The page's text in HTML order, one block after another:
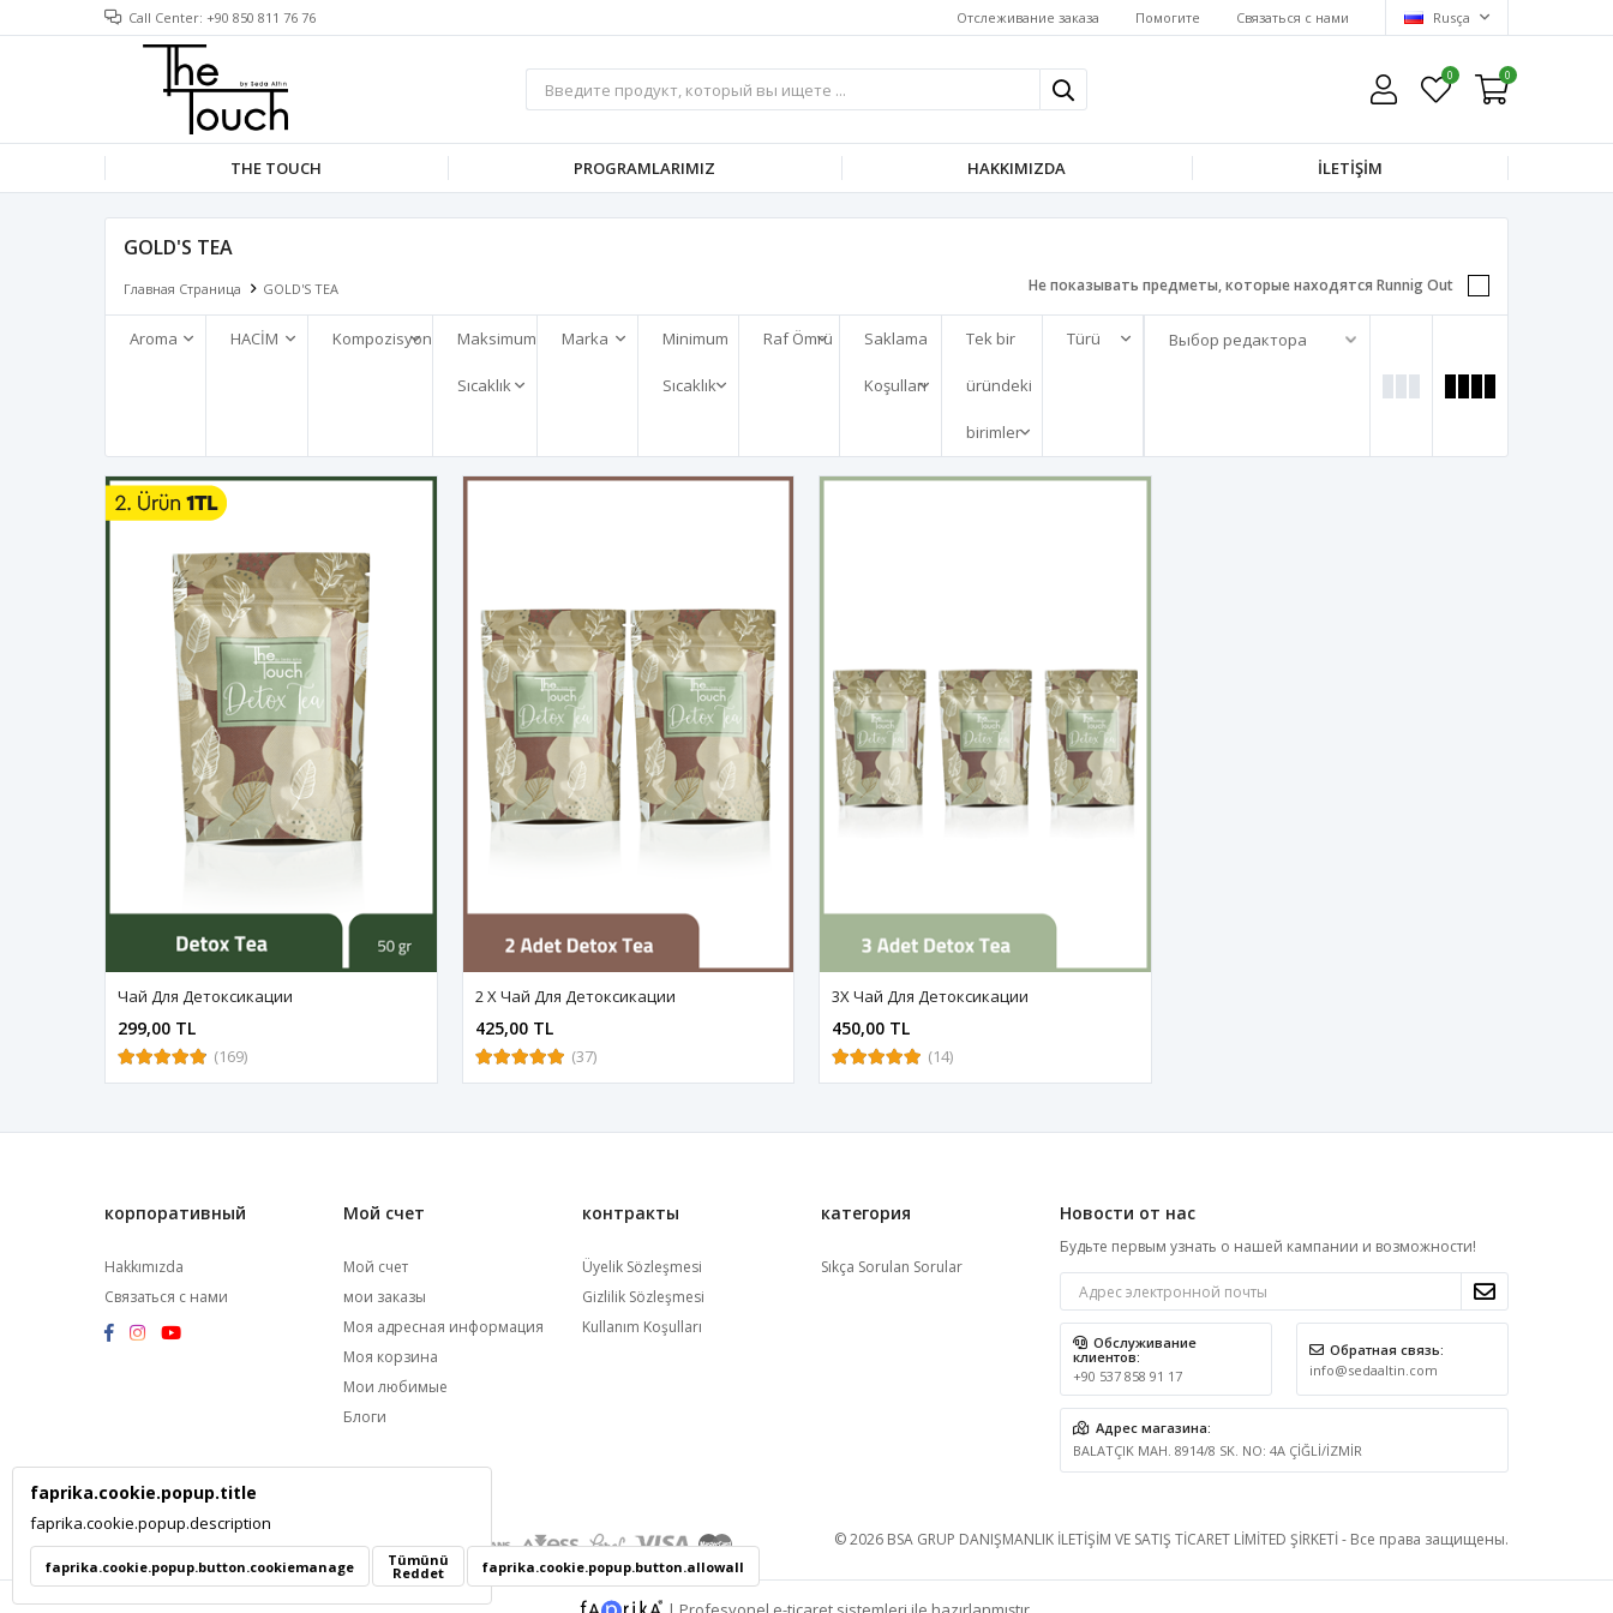
Call Center: +90 850 811 76 76 Отслеживание заказа Помогите Связаться с нами Rusça
0 0
THE TOUCH PROGRAMLARIMIZ HAKKIMIZDA İLETİŞİM
GOLD'S TEA
Главная Страница GOLD'S TEA Не показывать предметы, которые находятся Runnig Out
Aroma HACİM Kompozisyon Maksimum
Sıcaklık
Marka Minimum
Sıcaklık
Raf Ömrü Saklama
Koşulları
Tek bir
üründeki
birimler
Türü
Чай Для Детоксикации
299,00 TL
(169)
2 X Чай Для Детоксикации
425,00 TL
(37)
3X Чай Для Детоксикации
450,00 TL
(14)
корпоративный
Hakkımızda
Связаться с нами
Мой счет
Мой счет
мои заказы
Моя адресная информация
Моя корзина
Мои любимые
Блоги
контракты
Üyelik Sözleşmesi
Gizlilik Sözleşmesi
Kullanım Koşulları
категория
Sıkça Sorulan Sorular
Новости от нас
Будьте первым узнать о нашей кампании и возможности!
Обслуживание
клиентов:
+90 537 858 91 17
Обратная связь:
info@sedaaltin.com
Адрес магазина:
BALATÇIK MAH. 8914/8 SK. NO: 4A ÇİĞLİ/İZMİR
© 2026 BSA GRUP DANIŞMANLIK İLETİŞİM VE SATIŞ TİCARET LİMİTED ŞİRKETİ - Все права защищены.
faprika.cookie.popup.title
faprika.cookie.popup.description
faprika.cookie.popup.button.cookiemanage Tümünü
Reddet faprika.cookie.popup.button.allowall